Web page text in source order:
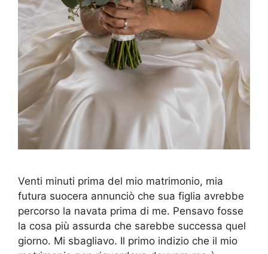
Venti minuti prima del mio matrimonio, mia
futura suocera annunciò che sua figlia avrebbe
percorso la navata prima di me. Pensavo fosse
la cosa più assurda che sarebbe successa quel
giorno. Mi sbagliavo. Il primo indizio che il mio